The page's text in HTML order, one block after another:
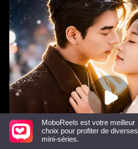
MoboReels est votre meilleur
choix pour profiter de diverses
mini-séries.